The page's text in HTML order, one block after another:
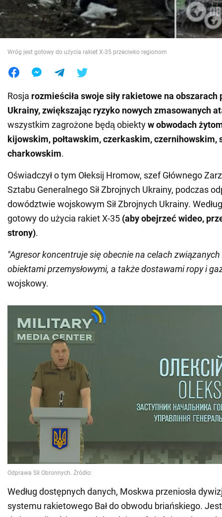
Świat
Jedzenie
Wróg jest gotowy do użycia rakiet X-35 przeciwko regionom
Rosja rozmieściła swoje siły rakietowe na
Ukrainy, zwiększając ryzyko nowych zmasowanych at
wszystkim zagrożone będą obiektyw obwodach
kijowskim, połtawskim, czerkaskim, czernihowskim,
charkowskim.
Oświadczył o tym Ołeksij Hromow, szef Głównego
Sztabu Generalnego Sił Zbrojnych Ukrainy, podczas
dowództwie wojskowym Sił Zbrojnych Ukrainy.
gotowy do użycia rakiet X-35 (aby obejrzeć wideo,
strony).
"Agresor koncentruje się obecnie na celach
obiektami przemysłowymi, a także dostawami ropy i
wojskowy.
Według dostępnych danych, Moskwa przeniosła
systemu rakietowego Bał do obwodu briańskiego.